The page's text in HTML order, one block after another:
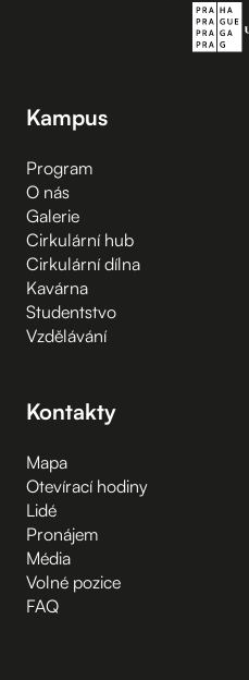
Kampus
Program
O nás
Galerie
Cirkulární hub
Cirkulární dílna
Kavárna
Studentstvo
Vzdělávání
Kontakty
Mapa
Otevírací hodiny
Lidé
Pronájem
Média
Volné pozice
FAQ